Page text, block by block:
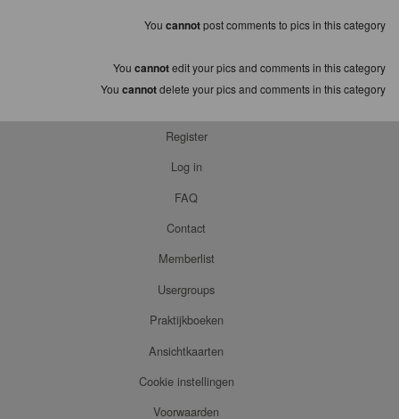
You cannotpost comments to pics in this category
You cannotedit your pics and comments in this category
You cannotdelete your pics and comments in this category
Register
Log in
FAQ
Contact
Memberlist
Usergroups
Praktijkboeken
Ansichtkaarten
Cookie instellingen
Voorwaarden